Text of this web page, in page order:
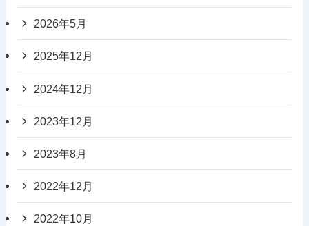
2026年5月
2025年12月
2024年12月
2023年12月
2023年8月
2022年12月
2022年10月